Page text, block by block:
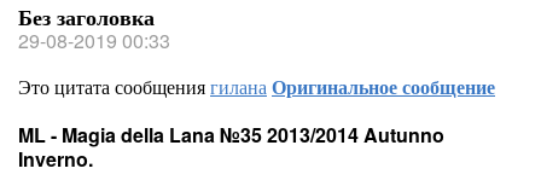
Без заголовка
29-08-2019 00:33
Это цитата сообщениягиланаОригинальное сообщение
ML - Magia della Lana №35 2013/2014 Autunno
Inverno.